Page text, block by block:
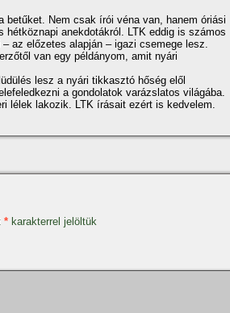
betűket. Nem csak í­rói véna van, hanem óriási
anekdotákról. LTK eddig is számos
az előzetes alapján – igazi csemege lesz.
van egy példányom, amit nyári
lesz a nyári tikkasztó hőség elől
a gondolatok varázslatos világába.
lélek lakozik. LTK í­rásait ezért is kedvelem.
* karakterrel jelöltük